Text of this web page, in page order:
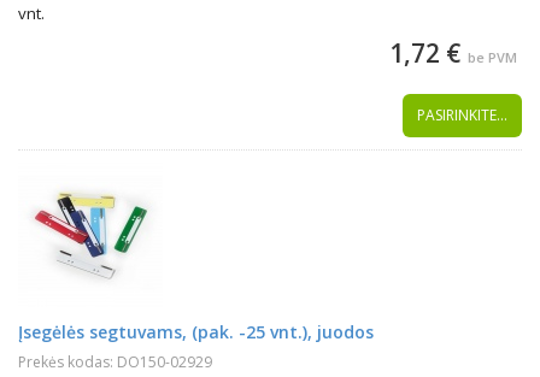
vnt.
1,72 € be PVM
PASIRINKITE...
Įsegėlės segtuvams, (pak. -25 vnt.), juodos
Prekės kodas: DO150-02929